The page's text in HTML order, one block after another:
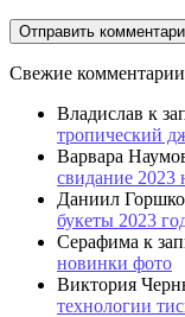
Свежие комментарии
Владислав к
тропический
Варвара
свидание 2023
Даниил
букеты 2023
Серафима к
новинки фото
Виктория
технологии